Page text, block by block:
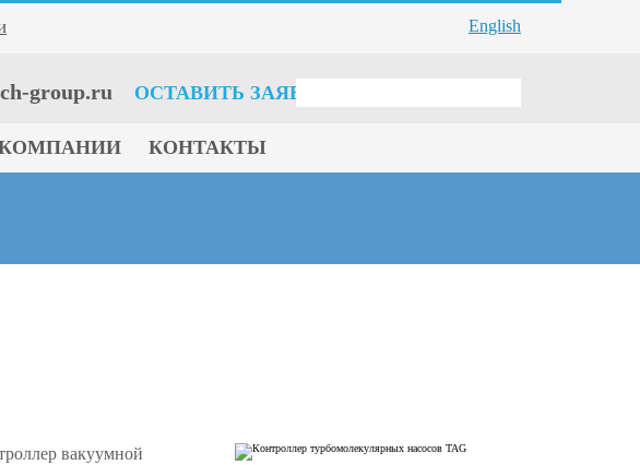
English
group.ru ОСТАВИТЬ ЗАЯВКУ
КОНТАКТЫ
вакуумной